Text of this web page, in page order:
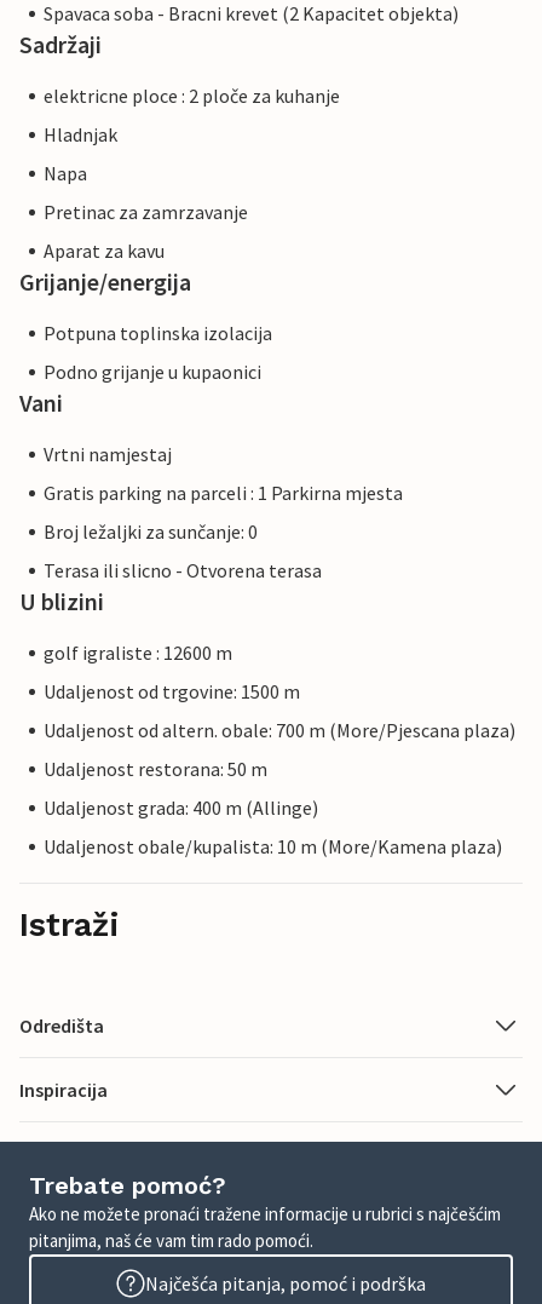
Spavaca soba - Bracni krevet (2 Kapacitet objekta)
Sadržaji
elektricne ploce : 2 ploče za kuhanje
Hladnjak
Napa
Pretinac za zamrzavanje
Aparat za kavu
Grijanje/energija
Potpuna toplinska izolacija
Podno grijanje u kupaonici
Vani
Vrtni namjestaj
Gratis parking na parceli : 1 Parkirna mjesta
Broj ležaljki za sunčanje: 0
Terasa ili slicno - Otvorena terasa
U blizini
golf igraliste : 12600 m
Udaljenost od trgovine: 1500 m
Udaljenost od altern. obale: 700 m (More/Pjescana plaza)
Udaljenost restorana: 50 m
Udaljenost grada: 400 m (Allinge)
Udaljenost obale/kupalista: 10 m (More/Kamena plaza)
Istraži
Odredišta
Inspiracija
Trebate pomoć?
Ako ne možete pronaći tražene informacije u rubrici s najčešćim
pitanjima, naš će vam tim rado pomoći.
Najčešća pitanja, pomoć i podrška